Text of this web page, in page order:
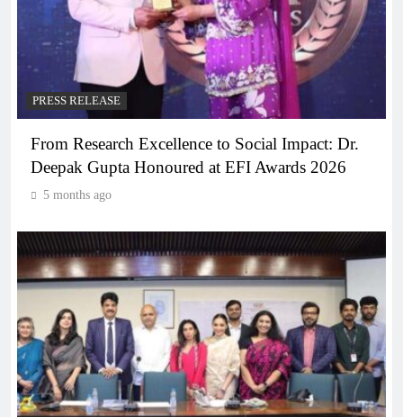
PRESS RELEASE
From Research Excellence to Social Impact: Dr.
Deepak Gupta Honoured at EFI Awards 2026
5 months ago